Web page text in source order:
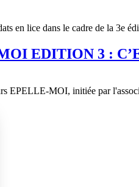
en lice dans le cadre de la
EDITION 3 :
EPELLE-MOI, initiée par